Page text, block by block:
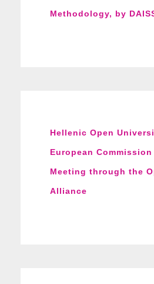
Methodology, by
Hellenic Open
European
Meeting through the
Alliance